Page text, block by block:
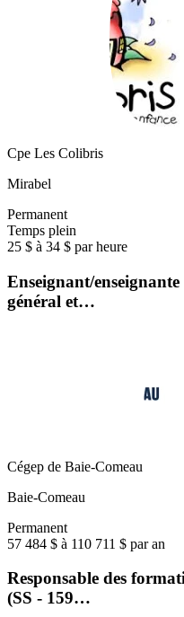
Cpe Les Colibris
Mirabel
Permanent
Temps plein
25 $ à 34 $ par heure
Enseignant/
général et…
Cégep de Baie-Comeau
Baie-Comeau
Permanent
57 484 $ à 110 711 $ par an
Responsable des
(SS - 159…